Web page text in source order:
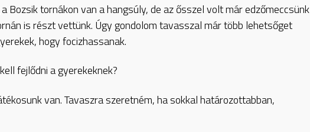
Bozsik tornákon van a hangsúly, de az ősszel volt már edzőmeccsünk
is részt vettünk. Úgy gondolom tavasszal már több lehetsőget
hogy focizhassanak.
fejlődni a gyerekeknek?
van. Tavaszra szeretném, ha sokkal határozottabban,